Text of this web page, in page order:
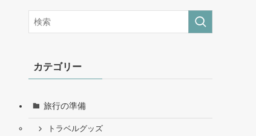
カテゴリー
旅行の準備
トラベルグッズ